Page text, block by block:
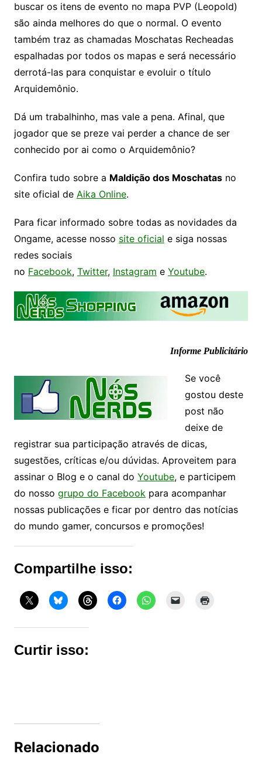
buscar os itens de evento no mapa PVP (Leopold)
são ainda melhores do que o normal. O evento
também traz as chamadas Moschatas Recheadas
espalhadas por todos os mapas e será necessário
derrotá-las para conquistar e evoluir o título
Arquidemônio.
Dá um trabalhinho, mas vale a pena. Afinal, que
jogador que se preze vai perder a chance de ser
conhecido por ai como o Arquidemônio?
Confira tudo sobre a Maldição dos Moschatasno
site oficial de Aika Online.
Para ficar informado sobre todas as novidades da
Ongame, acesse nosso site oficial e siga nossas
redes sociais
no Facebook, Twitter, Instagram e Youtube.
Informe Publicitário
Se você
gostou deste
post não
deixe de
registrar sua participação através de dicas,
sugestões, críticas e/ou dúvidas. Aproveitem para
assinar o Blog e o canal do Youtube, e participem
do nosso grupo do Facebook para acompanhar
nossas publicações e ficar por dentro das notícias
do mundo gamer, concursos e promoções!
Compartilhe isso:
Curtir isso:
Relacionado